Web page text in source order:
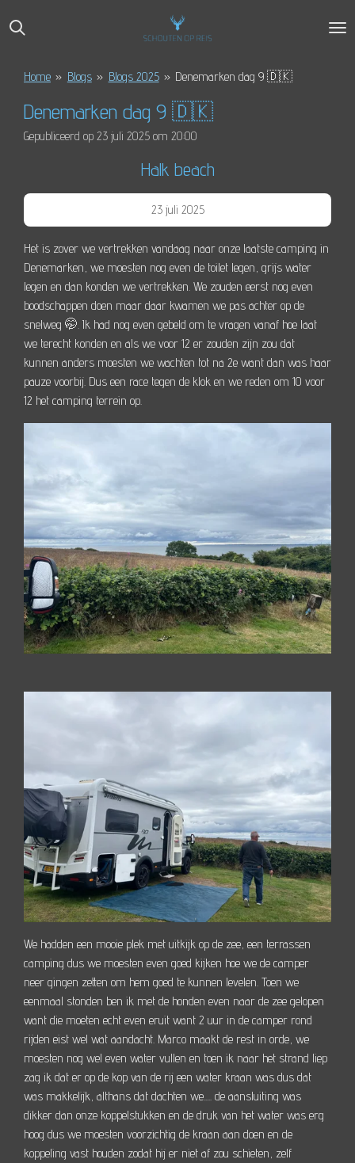
direct
Home » Blogs » Blogs 2025 » Denemarken dag 9 🇩🇰
Denemarken dag 9 🇩🇰
Gepubliceerd op 23 juli 2025 om 20:00
Halk beach
23 juli 2025
Het is zover we vertrekken vandaag naar onze laatste camping in
Denemarken, we moesten nog even de toilet legen, grijs water
legen en dan konden we vertrekken. We zouden eerst nog even
boodschappen doen maar daar kwamen we pas achter op de
snelweg 🤭. Ik had nog even gebeld om te vragen vanaf hoe laat
we terecht konden en als we voor 12 er zouden zijn zou dat
kunnen anders moesten we wachten tot na 2e want dan was haar
pauze voorbij. Dus een race tegen de klok en we reden om 10 voor
12 het camping terrein op.
We hadden een mooie plek met uitkijk op de zee, een terrassen
camping dus we moesten even goed kijken hoe we de camper
neer gingen zetten om hem goed te kunnen levelen. Toen we
eenmaal stonden ben ik met de honden even naar de zee gelopen
want die moeten echt even eruit want 2 uur in de camper rond
rijden eist wel wat aandacht. Marco maakt de rest in orde, we
moesten nog wel even water vullen en toen ik naar het strand liep
zag ik dat er op de kop van de rij een water kraan was dus dat
was makkelijk, althans dat dachten we..... de aansluiting was
dikker dan onze koppelstukken en de druk van het water was erg
hoog dus we moesten voorzichtig de kraan aan doen en de
koppeling vast houden zodat hij er niet af zou schieten, zelf